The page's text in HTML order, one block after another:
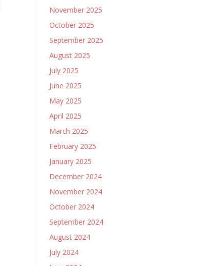
November 2025
October 2025
September 2025
August 2025
July 2025
June 2025
May 2025
April 2025
March 2025
February 2025
January 2025
December 2024
November 2024
October 2024
September 2024
August 2024
July 2024